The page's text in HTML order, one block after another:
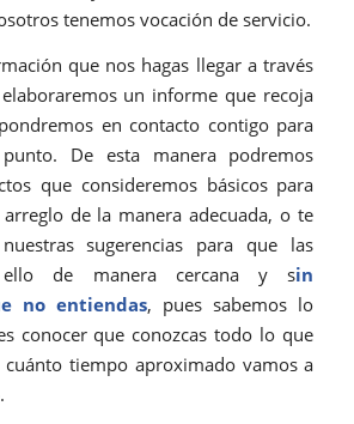
tenemos vocación de servicio.
que nos hagas llegar a través
un informe que recoja
en contacto contigo para
De esta manera podremos
que consideremos básicos para
de la manera adecuada, o te
sugerencias para que las
ello de manera cercana y sin
no entiendas, pues sabemos lo
conocer que conozcas todo lo que
tiempo aproximado vamos a